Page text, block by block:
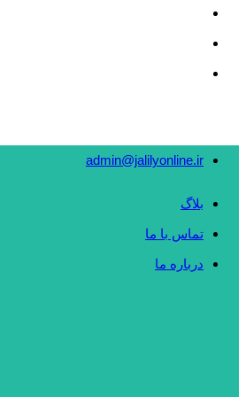
admin@jalilyonline.ir
بلاگ
تماس با ما
درباره ما